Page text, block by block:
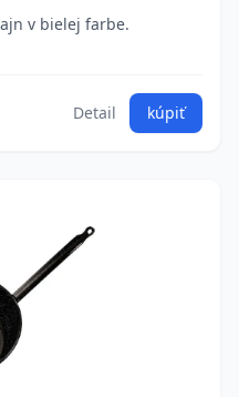
v bielej farbe.
Detail kúpiť